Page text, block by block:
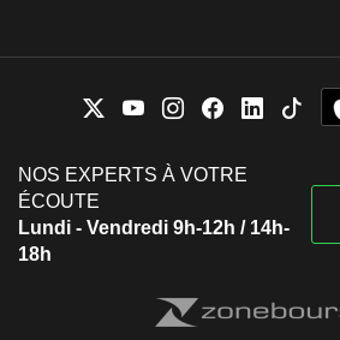
NOS EXPERTS À VOTRE
ÉCOUTE
Lundi - Vendredi 9h-12h / 14h-
18h